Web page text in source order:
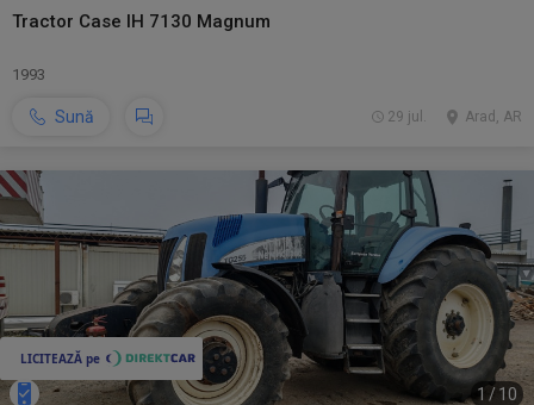
Tractor Case IH 7130 Magnum
1993
Sună Arad, AR
29 jul.
1 /10